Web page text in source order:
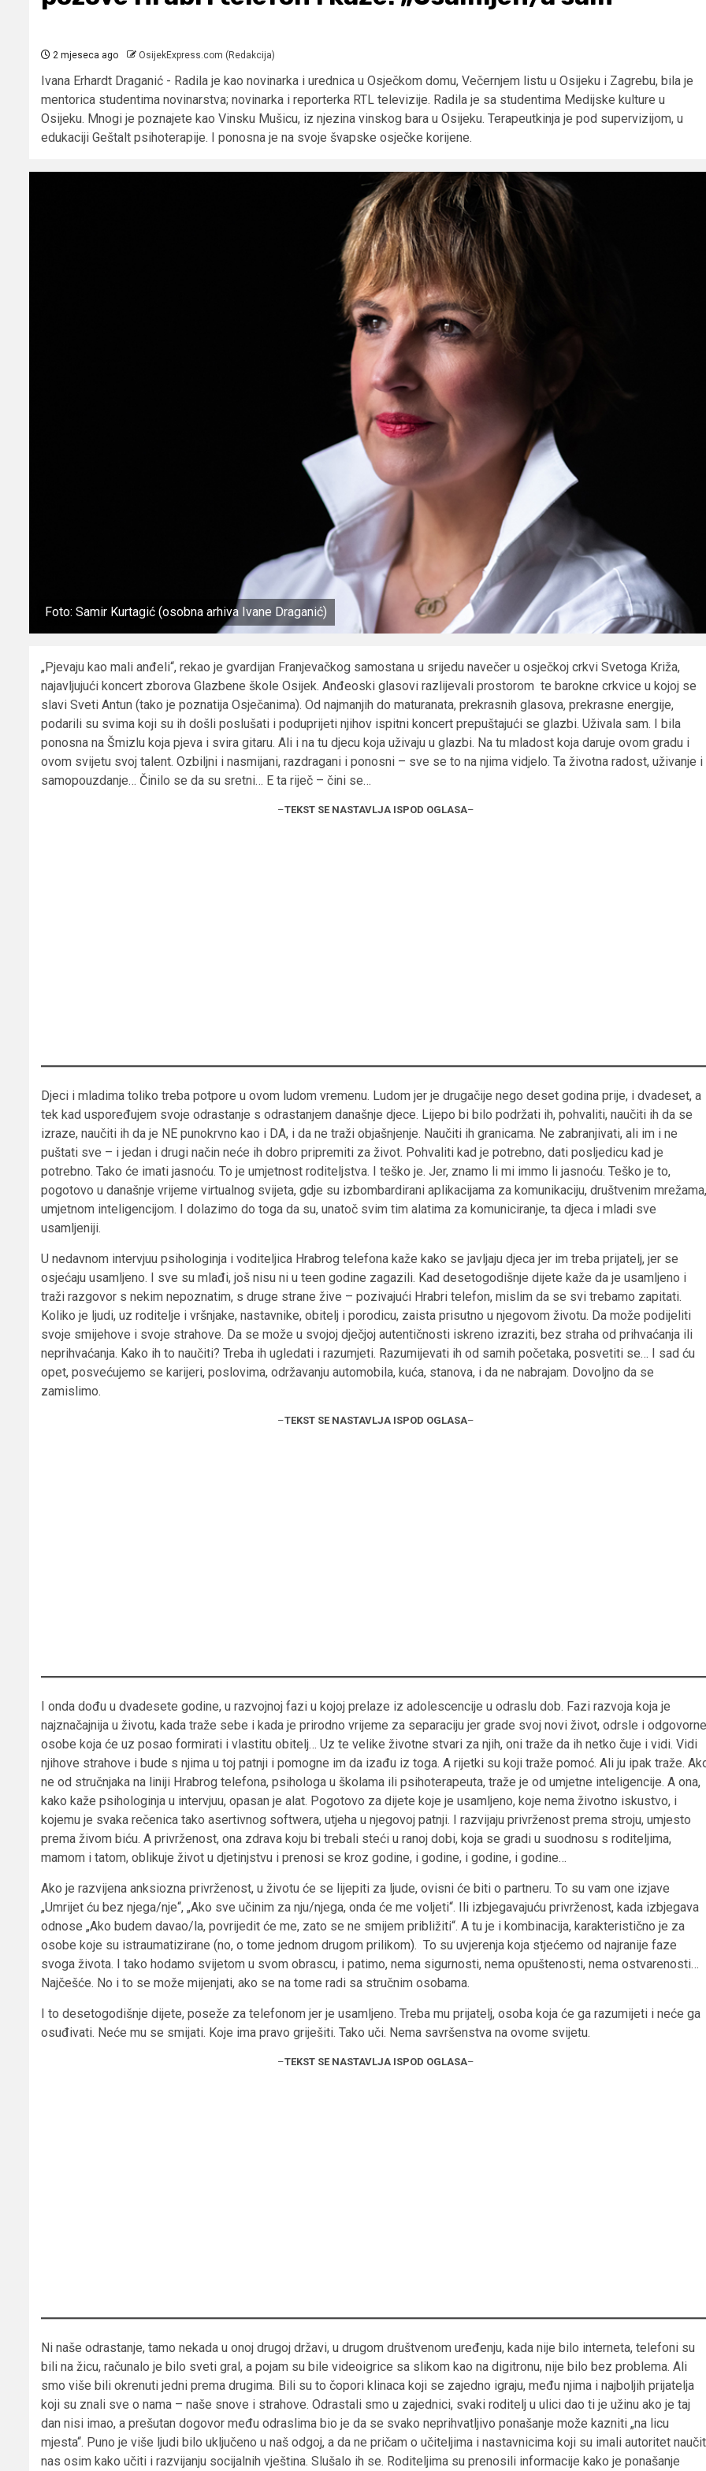
2 mjeseca ago OsijekExpress.com (Redakcija)
Ivana Erhardt Draganić - Radila je kao novinarka i urednica u Osječkom domu, Večernjem listu u Osijeku i Zagrebu, bila je
mentorica studentima novinarstva; novinarka i reporterka RTL televizije. Radila je sa studentima Medijske kulture u
Osijeku. Mnogi je poznajete kao Vinsku Mušicu, iz njezina vinskog bara u Osijeku. Terapeutkinja je pod supervizijom, u
edukaciji Geštalt psihoterapije. I ponosna je na svoje švapske osječke korijene.
Foto: Samir Kurtagić (osobna arhiva Ivane Draganić)
„Pjevaju kao mali anđeli“, rekao je gvardijan Franjevačkog samostana u srijedu navečer u osječkoj crkvi Svetoga Križa,
najavljujući koncert zborova Glazbene škole Osijek. Anđeoski glasovi razlijevali prostorom te barokne crkvice u kojoj se
slavi Sveti Antun (tako je poznatija Osječanima). Od najmanjih do maturanata, prekrasnih glasova, prekrasne energije,
podarili su svima koji su ih došli poslušati i poduprijeti njihov ispitni koncert prepuštajući se glazbi. Uživala sam. I bila
ponosna na Šmizlu koja pjeva i svira gitaru. Ali i na tu djecu koja uživaju u glazbi. Na tu mladost koja daruje ovom gradu i
ovom svijetu svoj talent. Ozbiljni i nasmijani, razdragani i ponosni – sve se to na njima vidjelo. Ta životna radost, uživanje i
samopouzdanje… Činilo se da su sretni… E ta riječ – čini se…
–TEKST SE NASTAVLJA ISPOD OGLASA–
Djeci i mladima toliko treba potpore u ovom ludom vremenu. Ludom jer je drugačije nego deset godina prije, i dvadeset, a
tek kad uspoređujem svoje odrastanje s odrastanjem današnje djece. Lijepo bi bilo podržati ih, pohvaliti, naučiti ih da se
izraze, naučiti ih da je NE punokrvno kao i DA, i da ne traži objašnjenje. Naučiti ih granicama. Ne zabranjivati, ali im i ne
puštati sve – i jedan i drugi način neće ih dobro pripremiti za život. Pohvaliti kad je potrebno, dati posljedicu kad je
potrebno. Tako će imati jasnoću. To je umjetnost roditeljstva. I teško je. Jer, znamo li mi immo li jasnoću. Teško je to,
pogotovo u današnje vrijeme virtualnog svijeta, gdje su izbombardirani aplikacijama za komunikaciju, društvenim mrežama,
umjetnom inteligencijom. I dolazimo do toga da su, unatoč svim tim alatima za komuniciranje, ta djeca i mladi sve
usamljeniji.
U nedavnom intervjuu psihologinja i voditeljica Hrabrog telefona kaže kako se javljaju djeca jer im treba prijatelj, jer se
osjećaju usamljeno. I sve su mlađi, još nisu ni u teen godine zagazili. Kad desetogodišnje dijete kaže da je usamljeno i
traži razgovor s nekim nepoznatim, s druge strane žive – pozivajući Hrabri telefon, mislim da se svi trebamo zapitati.
Koliko je ljudi, uz roditelje i vršnjake, nastavnike, obitelj i porodicu, zaista prisutno u njegovom životu. Da može podijeliti
svoje smijehove i svoje strahove. Da se može u svojoj dječjoj autentičnosti iskreno izraziti, bez straha od prihvaćanja ili
neprihvaćanja. Kako ih to naučiti? Treba ih ugledati i razumjeti. Razumijevati ih od samih početaka, posvetiti se… I sad ću
opet, posvećujemo se karijeri, poslovima, održavanju automobila, kuća, stanova, i da ne nabrajam. Dovoljno da se
zamislimo.
–TEKST SE NASTAVLJA ISPOD OGLASA–
I onda dođu u dvadesete godine, u razvojnoj fazi u kojoj prelaze iz adolescencije u odraslu dob. Fazi razvoja koja je
najznačajnija u životu, kada traže sebe i kada je prirodno vrijeme za separaciju jer grade svoj novi život, odrsle i odgovorne
osobe koja će uz posao formirati i vlastitu obitelj… Uz te velike životne stvari za njih, oni traže da ih netko čuje i vidi. Vidi
njihove strahove i bude s njima u toj patnji i pomogne im da izađu iz toga. A rijetki su koji traže pomoć. Ali ju ipak traže.
ne od stručnjaka na liniji Hrabrog telefona, psihologa u školama ili psihoterapeuta, traže je od umjetne inteligencije. A ona,
kako kaže psihologinja u intervjuu, opasan je alat. Pogotovo za dijete koje je usamljeno, koje nema životno iskustvo, i
kojemu je svaka rečenica tako asertivnog softwera, utjeha u njegovoj patnji. I razvijaju privrženost prema stroju, umjesto
prema živom biću. A privrženost, ona zdrava koju bi trebali steći u ranoj dobi, koja se gradi u suodnosu s roditeljima,
mamom i tatom, oblikuje život u djetinjstvu i prenosi se kroz godine, i godine, i godine, i godine…
Ako je razvijena anksiozna privrženost, u životu će se lijepiti za ljude, ovisni će biti o partneru. To su vam one izjave
„Umrijet ću bez njega/nje“, „Ako sve učinim za nju/njega, onda će me voljeti“. Ili izbjegavajuću privrženost, kada izbjegava
odnose „Ako budem davao/la, povrijedit će me, zato se ne smijem približiti“. A tu je i kombinacija, karakteristično je za
osobe koje su istraumatizirane (no, o tome jednom drugom prilikom). To su uvjerenja koja stjećemo od najranije faze
svoga života. I tako hodamo svijetom u svom obrascu, i patimo, nema sigurnosti, nema opuštenosti, nema ostvarenosti…
Najčešće. No i to se može mijenjati, ako se na tome radi sa stručnim osobama.
I to desetogodišnje dijete, poseže za telefonom jer je usamljeno. Treba mu prijatelj, osoba koja će ga razumijeti i neće ga
osuđivati. Neće mu se smijati. Koje ima pravo griješiti. Tako uči. Nema savršenstva na ovome svijetu.
–TEKST SE NASTAVLJA ISPOD OGLASA–
Ni naše odrastanje, tamo nekada u onoj drugoj državi, u drugom društvenom uređenju, kada nije bilo interneta, telefoni su
bili na žicu, računalo je bilo sveti gral, a pojam su bile videoigrice sa slikom kao na digitronu, nije bilo bez problema. Ali
smo više bili okrenuti jedni prema drugima. Bili su to čopori klinaca koji se zajedno igraju, među njima i najboljih prijatelja
koji su znali sve o nama – naše snove i strahove. Odrastali smo u zajednici, svaki roditelj u ulici dao ti je užinu ako je taj
dan nisi imao, a prešutan dogovor među odraslima bio je da se svako neprihvatljivo ponašanje može kazniti „na licu
mjesta“. Puno je više ljudi bilo uključeno u naš odgoj, a da ne pričam o učiteljima i nastavnicima koji su imali autoritet
nas osim kako učiti i razvijanju socijalnih vještina. Slušalo ih se. Roditeljima su prenosili informacije kako je ponašanje